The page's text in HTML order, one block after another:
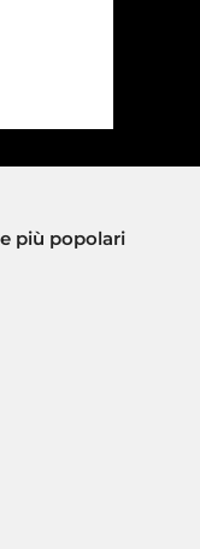
più popolari